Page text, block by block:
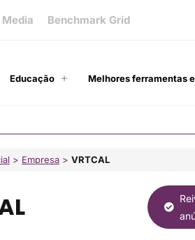
Media Benchmark Grid
Educação Melhores ferramentas
> Empresa > VRTCAL